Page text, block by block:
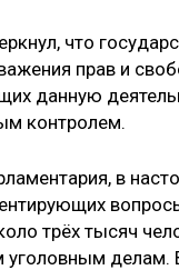
что
прав и
данную
контролем.
в
трёх тысяч
уголовным делам.